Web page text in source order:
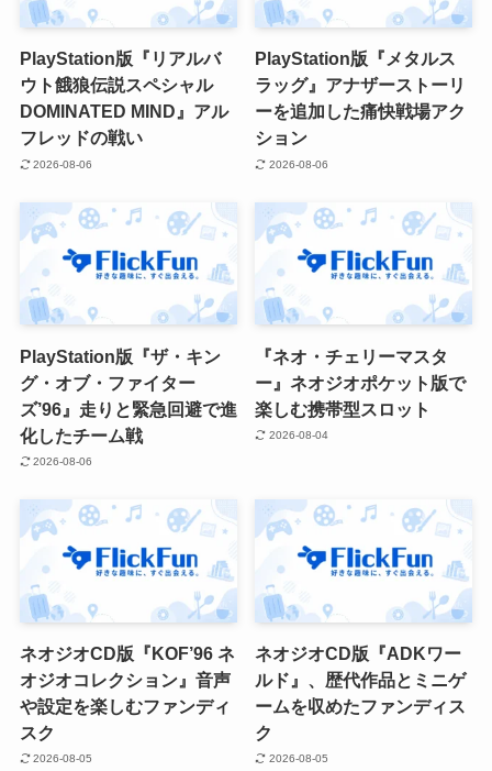
PlayStation版『リアルバ
ウト餓狼伝説スペシャル
DOMINATED MIND』アル
フレッドの戦い
2026-08-06
PlayStation版『メタルス
ラッグ』アナザーストーリ
ーを追加した痛快戦場アク
ション
2026-08-06
PlayStation版『ザ・キン
グ・オブ・ファイター
ズ’96』走りと緊急回避で進
化したチーム戦
2026-08-06
『ネオ・チェリーマスタ
ー』ネオジオポケット版で
楽しむ携帯型スロット
2026-08-04
ネオジオCD版『KOF’96 ネ
オジオコレクション』音声
や設定を楽しむファンディ
スク
2026-08-05
ネオジオCD版『ADKワー
ルド』、歴代作品とミニゲ
ームを収めたファンディス
ク
2026-08-05